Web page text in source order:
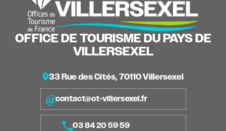
OFFICE DE TOURISME DU PAYS DE
VILLERSEXEL
33 Rue des Cités, 70110 Villersexel
contact@ot-villersexel.fr
03 84 20 59 59